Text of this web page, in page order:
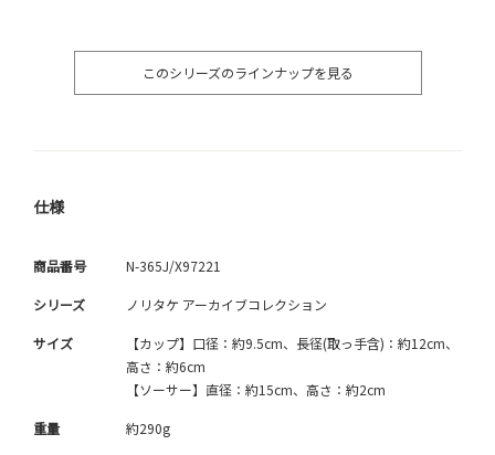
このシリーズのラインナップを見る
仕様
商品番号 N-365J/X97221
シリーズ ノリタケ アーカイブコレクション
サイズ
【カップ】口径：約9.5cm、長径(取っ手含)：約12cm、
高さ：約6cm
【ソーサー】直径：約15cm、高さ：約2cm
重量 約290g